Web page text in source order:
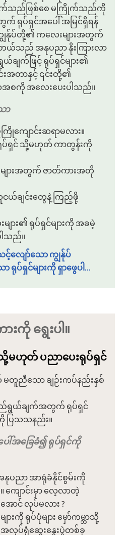
ည်ဖြစ်စေ မကြိုက်သည်ကို
က် ရုပ်ရှင်အပေါ် အမြင်ရှိရန်
ျွန်ုပ်တို့၏ ကလေးများအတွက်
တယ်သည် အနုပညာ နိုးကြားလာ
ချက်ဖြင့် ရုပ်ရှင်များ၏
အတာနှင့် ၎င်းတို့၏
အစကို အလေးပေးပါသည်။
ာ
ြိုကျောင်းဆရာမလား။
ပ်ရှင် သို့မဟုတ် ကာတွန်းကို
များအတွက် ဇာတ်ကားအတို
ယ်ချင်းတွေနဲ့ ကြည့်ဖို့
ား၏ ရုပ်ရှင်များကို အခမဲ့
ါသည်။
လျော်သော ကျွန်ုပ်
ပ်ရှင်များကို ရှာဖွေပါ...
ကို ရွေးပါ။
မဟုတ် ပညာပေးရုပ်ရှင်
မတူညီသော ချဉ်းကပ်နည်းနှစ်
ရွယ်ချက်အတွက် ရုပ်ရှင်
ပြသသနည်း။
ါ်အခြေခံ၍ ရုပ်ရှင်ကို
အနုပညာ အာရုံခံနိုင်စွမ်းကို
ကျောင်းမှာ လေ့လာတဲ့
ာင် လုပ်မလား ?
ကို ရုပ်ပုံများ မှော်ကမ္ဘာသို့
လုပ်ရုံဆွေးနွေးပွဲတစ်ခု